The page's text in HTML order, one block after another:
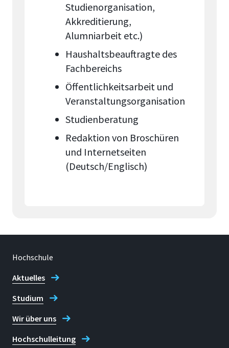
Studienorganisation,
Akkreditierung,
Alumniarbeit etc.)
Haushaltsbeauftragte des
Fachbereichs
Öffentlichkeitsarbeit und
Veranstaltungsorganisation
Studienberatung
Redaktion von Broschüren
und Internetseiten
(Deutsch/Englisch)
Hochschule
Aktuelles
Studium
Wir über uns
Hochschulleitung